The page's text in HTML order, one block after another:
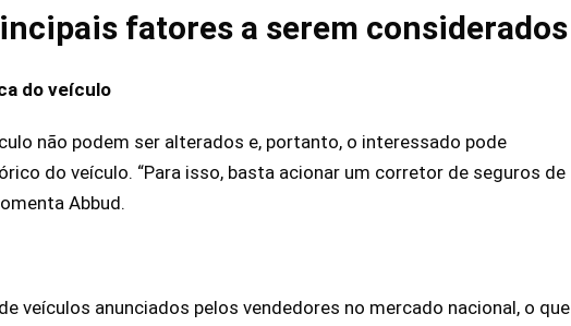
fatores a serem considerados
do veículo
não podem ser alterados e, portanto, o interessado pode
do veículo. “Para isso, basta acionar um corretor de seguros de
Abbud.
veículos anunciados pelos vendedores no mercado nacional, o que